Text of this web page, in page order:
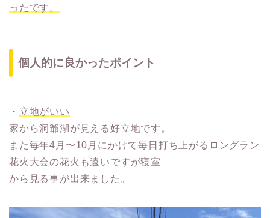
ったです。
個人的に良かったポイント
・ 立地がいい
家から洞爺湖が見える好立地です。
また毎年4月〜10月にかけて毎日打ち上がるロングラン
花火大会の花火も遠いですが寝室
から見る事が出来ました。